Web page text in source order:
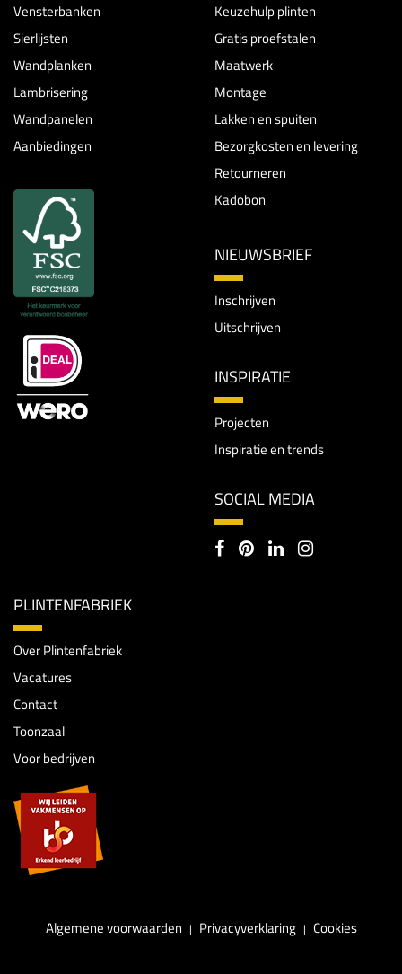
Vensterbanken
Sierlijsten
Wandplanken
Lambrisering
Wandpanelen
Aanbiedingen
Keuzehulp plinten
Gratis proefstalen
Maatwerk
Montage
Lakken en spuiten
Bezorgkosten en levering
Retourneren
Kadobon
NIEUWSBRIEF
Inschrijven
Uitschrijven
INSPIRATIE
Projecten
Inspiratie en trends
SOCIAL MEDIA
PLINTENFABRIEK
Over Plintenfabriek
Vacatures
Contact
Toonzaal
Voor bedrijven
Algemene voorwaarden | Privacyverklaring | Cookies